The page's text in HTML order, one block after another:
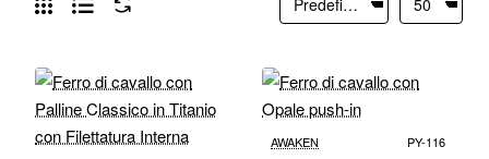
AWAKEN PY-116